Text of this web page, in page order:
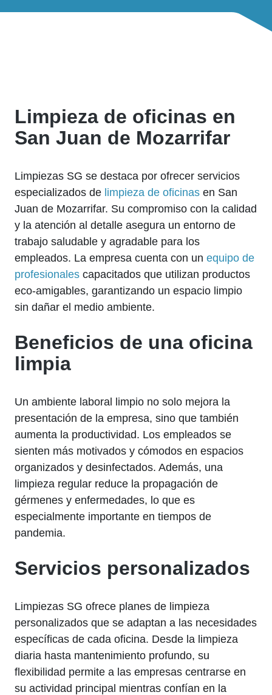
Limpieza de oficinas en
San Juan de Mozarrifar
Limpiezas SG se destaca por ofrecer servicios
especializados de limpieza de oficinas en San
Juan de Mozarrifar. Su compromiso con la calidad
y la atención al detalle asegura un entorno de
trabajo saludable y agradable para los
empleados. La empresa cuenta con un equipo de
profesionales capacitados que utilizan productos
eco-amigables, garantizando un espacio limpio
sin dañar el medio ambiente.
Beneficios de una oficina
limpia
Un ambiente laboral limpio no solo mejora la
presentación de la empresa, sino que también
aumenta la productividad. Los empleados se
sienten más motivados y cómodos en espacios
organizados y desinfectados. Además, una
limpieza regular reduce la propagación de
gérmenes y enfermedades, lo que es
especialmente importante en tiempos de
pandemia.
Servicios personalizados
Limpiezas SG ofrece planes de limpieza
personalizados que se adaptan a las necesidades
específicas de cada oficina. Desde la limpieza
diaria hasta mantenimiento profundo, su
flexibilidad permite a las empresas centrarse en
su actividad principal mientras confían en la